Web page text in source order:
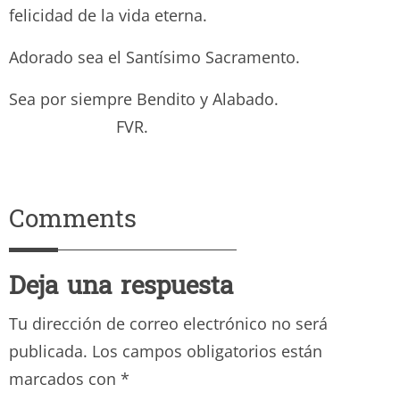
felicidad de la vida eterna.
Adorado sea el Santísimo Sacramento.
Sea por siempre Bendito y Alabado.
FVR.
Comments
Deja una respuesta
Tu dirección de correo electrónico no será
publicada. Los campos obligatorios están
marcados con *